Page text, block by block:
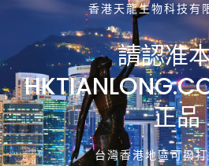
香港天龍生物科技有
請認准
正品
台灣香港地區可撥